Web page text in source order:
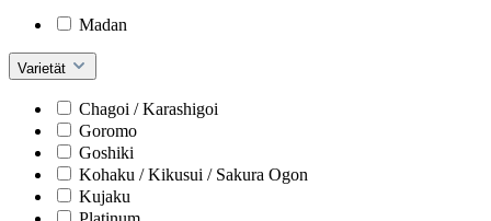
Madan
Varietät
Chagoi / Karashigoi
Goromo
Goshiki
Kohaku / Kikusui / Sakura Ogon
Kujaku